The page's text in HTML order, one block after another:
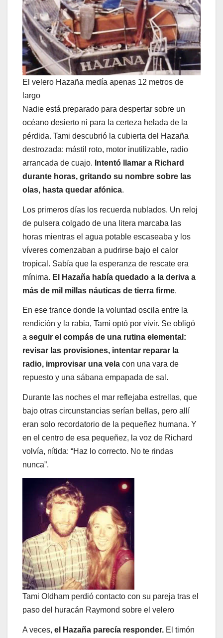
El velero Hazaña medía apenas 12 metros de
largo
Nadie está preparado para despertar sobre un
océano desierto ni para la certeza helada de la
pérdida. Tami descubrió la cubierta del Hazaña
destrozada: mástil roto, motor inutilizable, radio
arrancada de cuajo. Intentó llamar a Richard
durante horas, gritando su nombre sobre las
olas, hasta quedar afónica.
Los primeros días los recuerda nublados. Un reloj
de pulsera colgado de una litera marcaba las
horas mientras el agua potable escaseaba y los
víveres comenzaban a pudrirse bajo el calor
tropical. Sabía que la esperanza de rescate era
mínima. El Hazaña había quedado a la deriva a
más de mil millas náuticas de tierra firme.
En ese trance donde la voluntad oscila entre la
rendición y la rabia, Tami optó por vivir. Se obligó
a seguir el compás de una rutina elemental:
revisar las provisiones, intentar reparar la
radio, improvisar una vela con una vara de
repuesto y una sábana empapada de sal.
Durante las noches el mar reflejaba estrellas, que
bajo otras circunstancias serían bellas, pero allí
eran solo recordatorio de la pequeñez humana. Y
en el centro de esa pequeñez, la voz de Richard
volvía, nítida: “Haz lo correcto. No te rindas
nunca”.
Tami Oldham perdió contacto con su pareja tras el
paso del huracán Raymond sobre el velero
A veces, el Hazaña parecía responder. El timón